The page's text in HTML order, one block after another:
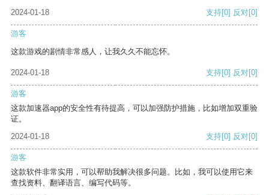
2024-01-18 支持[0] 反对[0]
游客
这款游戏的剧情非常感人，让我久久不能忘怀。
2024-01-18 支持[0] 反对[0]
游客
这款加速器app的安全性有待提高，可以加强防护措施，比如增加双重验
证。
2024-01-18
支持[0] 反对[0]
游客
这款软件非常实用，可以帮助我解决很多问题。比如，我可以使用它来
查找资料、翻译语言、编写代码等。